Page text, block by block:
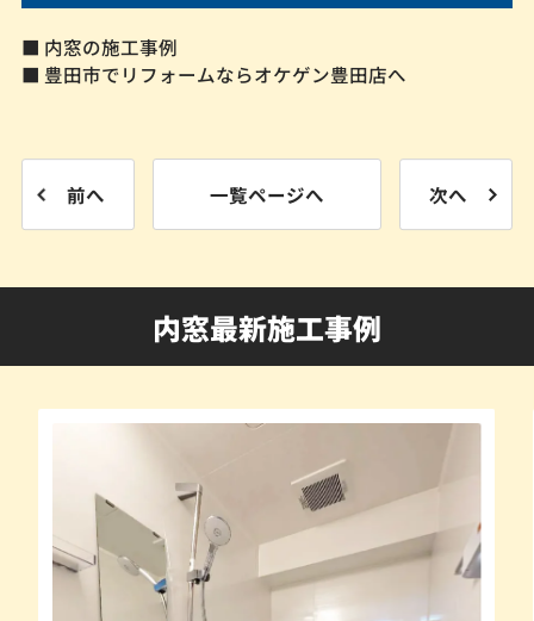
■ 内窓の施工事例
■ 豊田市でリフォームならオケゲン豊田店へ
前へ 一覧ページへ 次へ
内窓最新施工事例